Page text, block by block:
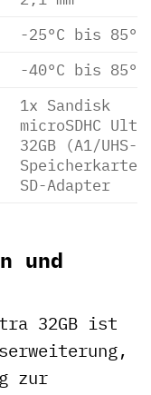
-25°C bis 85°C
-40°C bis 85°C
1x Sandisk
microSDHC
32GB (A1/UHS-
SD-Adapter
und
32GB ist
zur